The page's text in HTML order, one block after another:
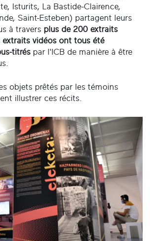
Isturits, La Bastide-Clairence,
Saint-Esteben) partagent leurs
à travers plus de 200 extraits
extraits vidéos ont tous été
titrés par l'ICB de manière à être
objets prêtés par les témoins
illustrer ces récits.